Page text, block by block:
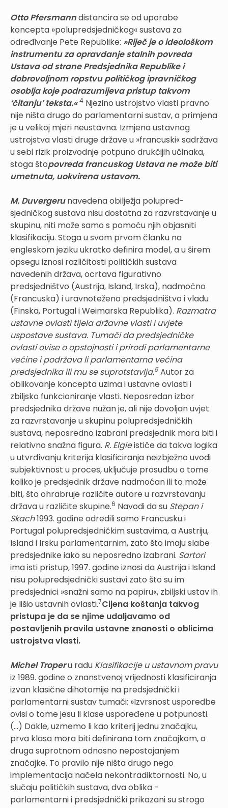
Otto Pfersmanndistancira se od uporabe
koncepta »polupredsjedničkog« sustava za
određivanje Pete Republike: »Riječ je o ideološkom
instrumentu za opravdanje stalnih povreda
Ustava od strane Predsjednika Republike i
dobrovoljnom ropstvu političkog ipravničkog
osoblja koje podrazumijeva pristup takvom
‘čitanju’ teksta.«4 Njezino ustrojstvo vlasti pravno
nije ništa drugo do parlamentarni sustav, a primjena
je u velikoj mjeri neustavna. Izmjena ustavnog
ustrojstva vlasti druge države u »francuski« sadržava
u sebi rizik proizvodnje potpuno drukčijih učinaka,
stoga štopovreda francuskog Ustava ne može biti
umetnuta, uokvirena ustavom.
M. Duvergerunavedena obilježja polupred-
sjedničkog sustava nisu dostatna za razvrstavanje u
skupinu, niti može samo s pomoću njih objasniti
klasifikaciju. Stoga u svom prvom članku na
engleskom jeziku ukratko definira model, a u širem
opsegu iznosi različitosti političkih sustava
navedenih država, ocrtava figurativno
predsjedništvo (Austrija, Island, Irska), nadmoćno
(Francuska) i uravnoteženo predsjedništvo i vladu
(Finska, Portugal i Weimarska Republika). Razmatra
ustavne ovlasti tijela državne vlasti i uvjete
uspostave sustava. Tumači da predsjedničke
ovlasti ovise o opstojnosti i prirodi parlamentarne
većine i podržava li parlamentarna većina
predsjednika ili mu se suprotstavlja.5 Autor za
oblikovanje koncepta uzima i ustavne ovlasti i
zbiljsko funkcioniranje vlasti. Neposredan izbor
predsjednika države nužan je, ali nije dovoljan uvjet
za razvrstavanje u skupinu polupredsjedničkih
sustava, neposredno izabrani predsjednik mora biti i
relativno snažna figura. R. Elgieističe da takva logika
u utvrđivanju kriterija klasificiranja neizbježno uvodi
subjektivnost u proces, uključuje prosudbu o tome
koliko je predsjednik države nadmoćan ili to može
biti, što ohrabruje različite autore u razvrstavanju
država u različite skupine.6 Navodi da su Stepan i
Skach1993. godine odredili samo Francusku i
Portugal polupredsjedničkim sustavima, a Austriju,
Island i Irsku parlamentarnim, zato što imaju slabe
predsjednike iako su neposredno izabrani. Sartori
ima isti pristup, 1997. godine iznosi da Austrija i Island
nisu polupredsjednički sustavi zato što su im
predsjednici »snažni samo na papiru«, zbiljski ustav ih
je lišio ustavnih ovlasti.7Cijena koštanja takvog
pristupa je da se njime udaljavamo od
postavljenih pravila ustavne znanosti o oblicima
ustrojstva vlasti.
Michel Troperu radu Klasifikacije u ustavnom pravu
iz 1989. godine o znanstvenoj vrijednosti klasificiranja
izvan klasične dihotomije na predsjednički i
parlamentarni sustav tumači: »Izvrsnost usporedbe
ovisi o tome jesu li klase uspoređene u potpunosti.
(…) Dakle, uzmemo li kao kriterij jednu značajku,
prva klasa mora biti definirana tom značajkom, a
druga suprotnom odnosno nepostojanjem
značajke. To pravilo nije ništa drugo nego
implementacija načela nekontradiktornosti. No, u
slučaju političkih sustava, dva oblika -
parlamentarni i predsjednički prikazani su strogo